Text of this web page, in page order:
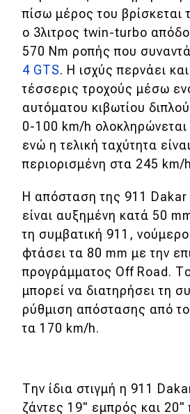
WRC
Motorsport
Eco
Νέα
Τεχνολογία
Mobility
Σταθμοί φόρτισης
Classic
Νέα
Παρουσιάσεις
MOTO
πίσω μέρος του βρίσκεται
ο 3λιτρος twin-turbo
570 Nm ροπής που
4 GTS. H ισχύς περνάει
τέσσερις τροχούς μέσω
αυτόματου κιβωτίου
0-100 km/h
ενώ η τελική ταχύτητα
περιορισμένη στα 245 km/
Η απόσταση της 911
είναι αυξημένη κατά 50
τη συμβατική 911,
φτάσει τα 80 mm με την
προγράμματος Οff Road.
μπορεί να διατηρήσει τη
ρύθμιση απόστασης από
τα 170 km/h.
Την ίδια στιγμή η 911
ζάντες 19" εμπρός και 20"